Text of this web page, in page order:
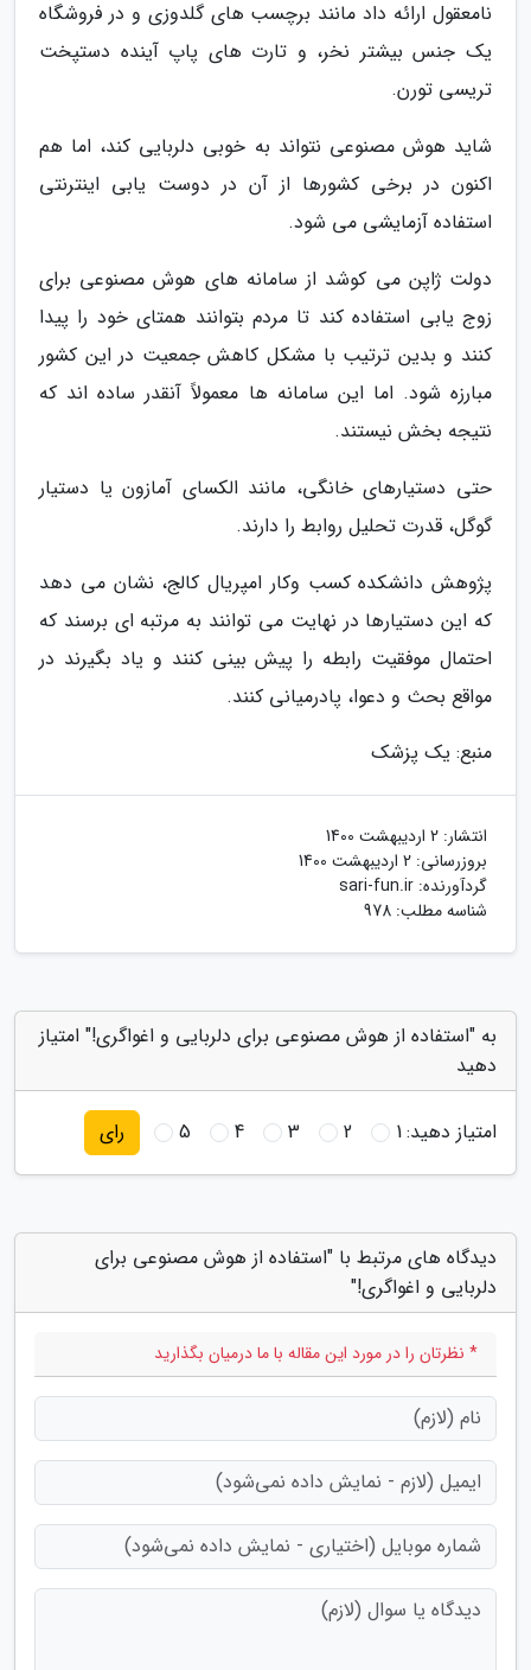
نامعقول ارائه داد مانند برچسب های گلدوزی و در فروشگاه
یک جنس بیشتر نخر، و تارت های پاپ آینده دستپخت
تریسی تورن.
شاید هوش مصنوعی نتواند به خوبی دلربایی کند، اما هم
اکنون در برخی کشورها از آن در دوست یابی اینترنتی
استفاده آزمایشی می شود.
دولت ژاپن می کوشد از سامانه های هوش مصنوعی برای
زوج یابی استفاده کند تا مردم بتوانند همتای خود را پیدا
کنند و بدین ترتیب با مشکل کاهش جمعیت در این کشور
مبارزه شود. اما این سامانه ها معمولاً آنقدر ساده اند که
نتیجه بخش نیستند.
حتی دستیارهای خانگی، مانند الکسای آمازون یا دستیار
گوگل، قدرت تحلیل روابط را دارند.
پژوهش دانشکده کسب وکار امپریال کالج، نشان می دهد
که این دستیارها در نهایت می توانند به مرتبه ای برسند که
احتمال موفقیت رابطه را پیش بینی کنند و یاد بگیرند در
مواقع بحث و دعوا، پادرمیانی کنند.
منبع: یک پزشک
انتشار: 2 اردیبهشت 1400
بروزرسانی: 2 اردیبهشت 1400
گردآورنده: sari-fun.ir
شناسه مطلب: 978
به "استفاده از هوش مصنوعی برای دلربایی و اغواگری!" امتیاز
دهید
امتیاز دهید:1
2
3
4
5 رای
دیدگاه های مرتبط با "استفاده از هوش مصنوعی برای
دلربایی و اغواگری!"
* نظرتان را در مورد این مقاله با ما درمیان بگذارید